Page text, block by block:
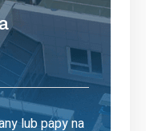
lub papy na